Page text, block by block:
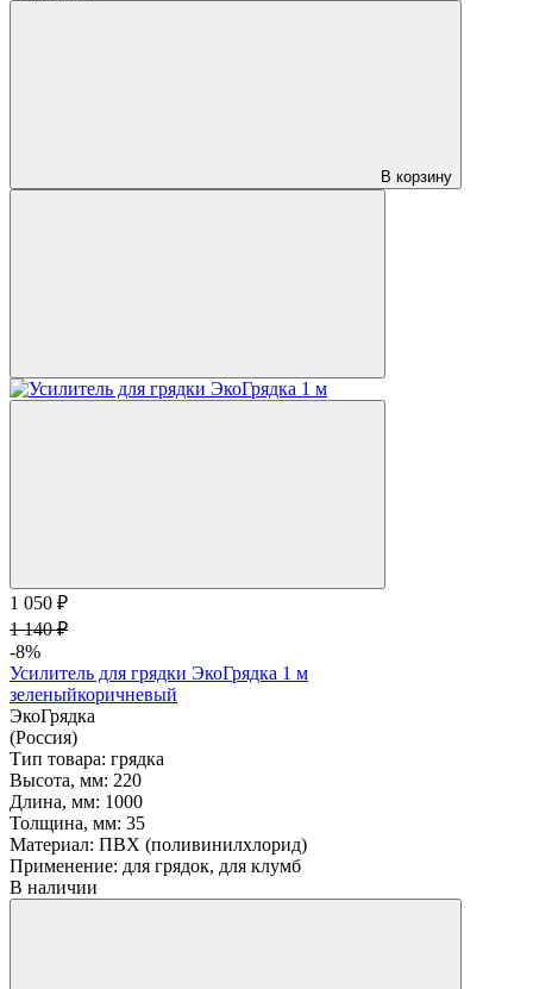
В корзину
1 050 ₽
1 140 ₽
-8%
Усилитель для грядки ЭкоГрядка 1 м
зеленыйкоричневый
ЭкоГрядка
(Россия)
Тип товара: грядка
Высота, мм: 220
Длина, мм: 1000
Толщина, мм: 35
Материал: ПВХ (поливинилхлорид)
Применение: для грядок, для клумб
В наличии